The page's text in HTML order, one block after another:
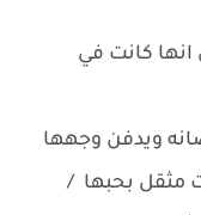
انها كانت في
ويدفن وجهها
مثقل بحبها /